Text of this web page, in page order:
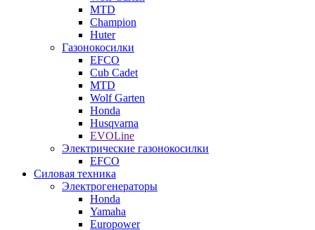
MTD
Champion
Huter
Газонокосилки
EFCO
Cub Cadet
MTD
Wolf Garten
Honda
Husqvarna
EVOLine
Электрические газонокосилки
EFCO
Силовая техника
Электрогенераторы
Honda
Yamaha
Europower